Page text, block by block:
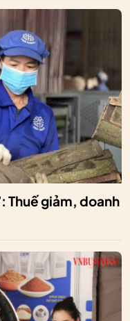
Thuế giảm, doanh